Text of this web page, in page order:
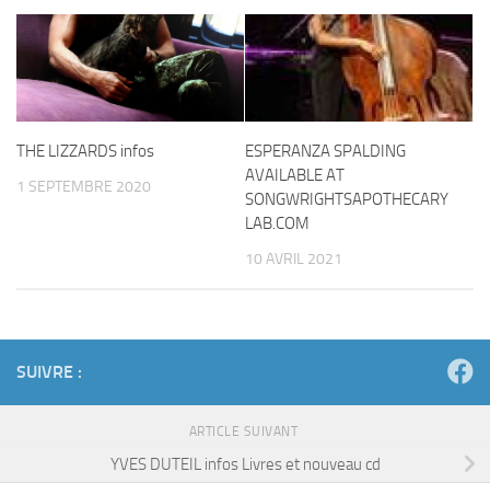
THE LIZZARDS infos
1 SEPTEMBRE 2020
ESPERANZA SPALDING
AVAILABLE AT
SONGWRIGHTSAPOTHECARY
LAB.COM
10 AVRIL 2021
SUIVRE :
ARTICLE SUIVANT
YVES DUTEIL infos Livres et nouveau cd